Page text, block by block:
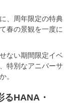
、周年限定の特典
春の景観を一度に
ない期間限定イベ
特別なアニバーサ
。
るHANA・